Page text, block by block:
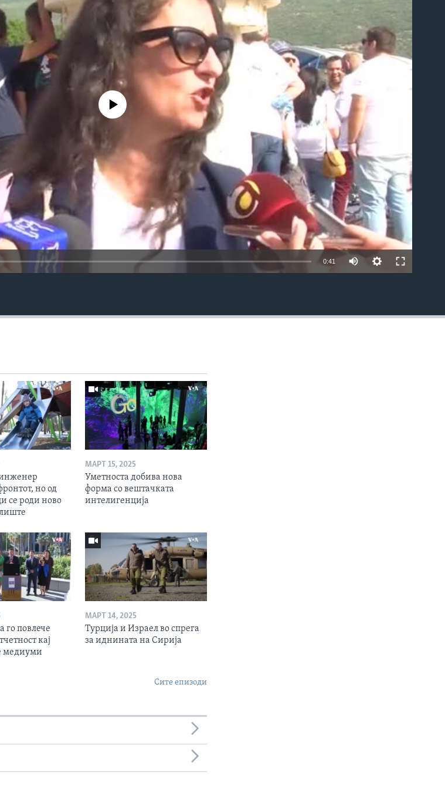
No media source currently available
0:41
но од
се роди ново
МАРТ 15, 2025
Уметноста добива нова
форма со вештачката
интелигенција
го повлече
кај
медиуми
МАРТ 14, 2025
Турција и Израел во спрега
за иднината на Сирија
Сите епизоди